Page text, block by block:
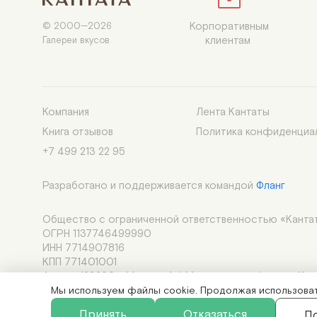
Мы используем файлы cookie. Продолжая
© 2000—2026
Галереи вкусов
Корпоративным
клиентам
Компания
Лента Кантаты
Книга отзывов
Политика
+7 499 213 22 95
Разработано и поддерживается командой Фланг
Общество с ограниченной ответственностью
ОГРН 1137746499990
ИНН 7714907816
КПП 771401001
Адрес: 123290, г.Москва, 1-й Магистральный туп., д.11,
Адрес электронной почты: im@cantata.ru